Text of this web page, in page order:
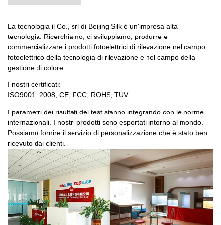
La tecnologia il Co., srl di Beijing Silk è un'impresa alta
tecnologia. Ricerchiamo, ci sviluppiamo, produrre e
commercializzare i prodotti fotoelettrici di rilevazione nel campo
fotoelettrico della tecnologia di rilevazione e nel campo della
gestione di colore.
I nostri certificati:
ISO9001: 2008; CE; FCC; ROHS; TUV.
I parametri dei risultati dei test stanno integrando con le norme
internazionali. I nostri prodotti sono esportati intorno al mondo.
Possiamo fornire il servizio di personalizzazione che è stato ben
ricevuto dai clienti.